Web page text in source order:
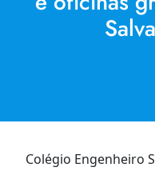
Colégio Engenheiro